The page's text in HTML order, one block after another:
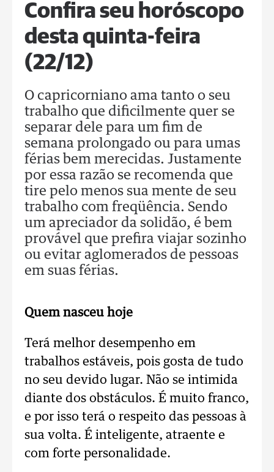
Confira seu horóscopo
desta quinta-feira
(22/12)
O capricorniano ama tanto o seu
trabalho que dificilmente quer se
separar dele para um fim de
semana prolongado ou para umas
férias bem merecidas. Justamente
por essa razão se recomenda que
tire pelo menos sua mente de seu
trabalho com freqüência. Sendo
um apreciador da solidão, é bem
provável que prefira viajar sozinho
ou evitar aglomerados de pessoas
em suas férias.
Quem nasceu hoje
Terá melhor desempenho em
trabalhos estáveis, pois gosta de tudo
no seu devido lugar. Não se intimida
diante dos obstáculos. É muito franco,
e por isso terá o respeito das pessoas à
sua volta. É inteligente, atraente e
com forte personalidade.